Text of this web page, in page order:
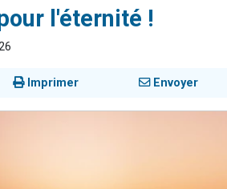
Nathaniel vient de donner son Maasser
l'éternité !
Imprimer Envoyer